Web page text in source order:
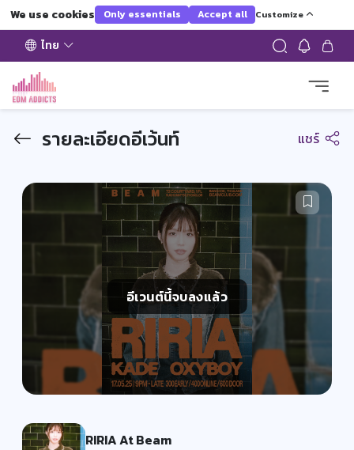
We use cookies Only essentials Accept all Customize
ไทย
รายละเอียดอีเว้นท์ แชร์
อีเวนต์นี้จบลงแล้ว
RIRIA At Beam